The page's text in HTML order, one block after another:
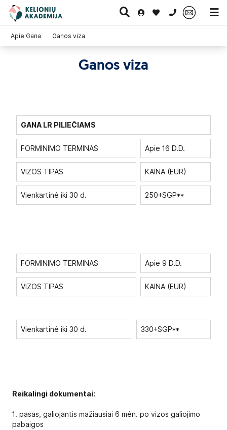
0 700 11007
Apie Gana Ganos viza
Ganos viza
GANA LR PILIEČIAMS
FORMINIMO TERMINAS Apie 16 D.D.
VIZOS TIPAS KAINA (EUR)
Vienkartinė iki 30 d. 250+SGP**
FORMINIMO TERMINAS Apie 9 D.D.
VIZOS TIPAS KAINA (EUR)
Vienkartinė iki 30 d. 330+SGP**
Reikalingi dokumentai:
1. pasas, galiojantis mažiausiai 6 mėn. po vizos galiojimo
pabaigos